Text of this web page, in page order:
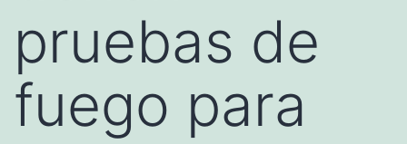
pruebas de
fuego para